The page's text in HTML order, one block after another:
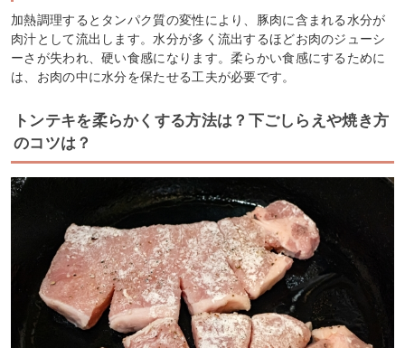
加熱調理するとタンパク質の変性により、豚肉に含まれる水分が
肉汁として流出します。水分が多く流出するほどお肉のジューシ
ーさが失われ、硬い食感になります。柔らかい食感にするために
は、お肉の中に水分を保たせる工夫が必要です。
トンテキを柔らかくする方法は？下ごしらえや焼き方
のコツは？